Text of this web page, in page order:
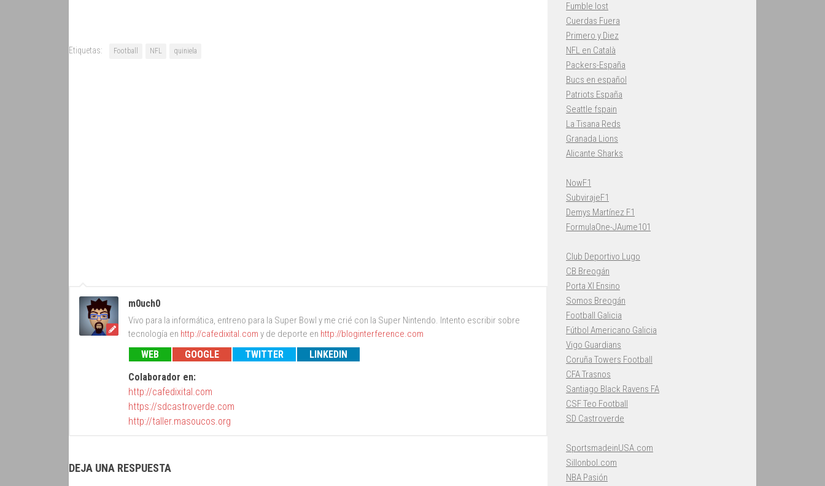
Etiquetas: Football NFL quiniela
m0uch0
Vivo para la informática, entreno para la Super Bowl y me crié con la Super Nintendo. Intento escribir sobre
tecnología en http://cafedixital.com y de deporte en http://bloginterference.com
WEB GOOGLE TWITTER
LINKEDIN
Colaborador en:
http://cafedixital.com
https://sdcastroverde.com
http://taller.masoucos.org
DEJA UNA RESPUESTA
Fumble lost
Cuerdas Fuera
Primero y Diez
NFL en Català
Packers-España
Bucs en español
Patriots España
Seattle fspain
La Tisana Reds
Granada Lions
Alicante Sharks
NowF1
SubvirajeF1
Demys Martínez F1
FormulaOne-JAume101
Club Deportivo Lugo
CB Breogán
Porta XI Ensino
Somos Breogán
Football Galicia
Fútbol Americano Galicia
Vigo Guardians
Coruña Towers Football
CFA Trasnos
Santiago Black Ravens FA
CSF Teo Football
SD Castroverde
SportsmadeinUSA.com
Sillonbol.com
NBA Pasión